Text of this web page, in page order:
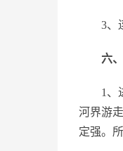
3、连
六、
1、进
河界游
定强。